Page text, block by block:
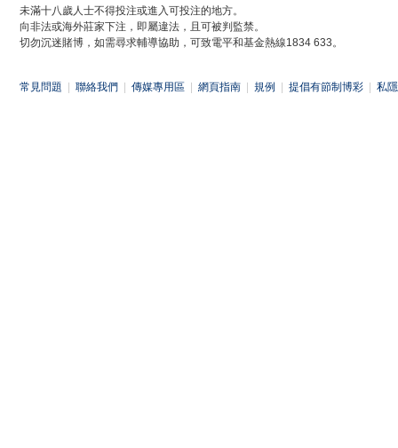
未滿十八歲人士不得投注或進入可投注的地方。
向非法或海外莊家下注，即屬違法，且可被判監禁。
切勿沉迷賭博，如需尋求輔導協助，可致電平和基金熱線1834 633。
常見問題 聯絡我們 傳媒專用區 網頁指南 規例 提倡有節制博彩 私